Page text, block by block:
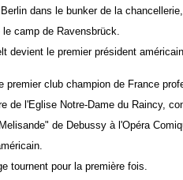
dans le bunker de la
camp de Ravensbrück.
devient le premier président
premier club champion de France
de l'Eglise Notre-Dame du Raincy,
de Debussy à l'Opéra
tournent pour la première fois.